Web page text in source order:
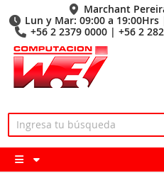
Marchant
Lun y Mar: 09:00 a
+56 2 2379 0000 | +56 2